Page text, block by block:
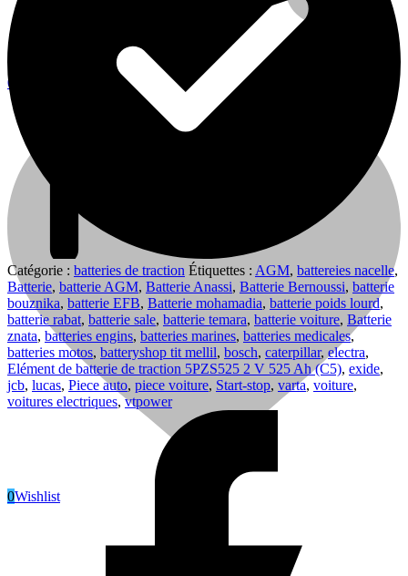
0
0Wishlist
Catégorie : batteries de traction Étiquettes : AGM, battereies nacelle,
Batterie, batterie AGM, Batterie Anassi, Batterie Bernoussi, batterie
bouznika, batterie EFB, Batterie mohamadia, batterie poids lourd,
batterie rabat, batterie sale, batterie temara, batterie voiture, Batterie
znata, batteries engins, batteries marines, batteries medicales,
batteries motos, batteryshop tit mellil, bosch, caterpillar, electra,
Elément de batterie de traction 5PZS525 2 V 525 Ah (C5), exide,
jcb, lucas, Piece auto, piece voiture, Start-stop, varta, voiture,
voitures electriques,vtpower